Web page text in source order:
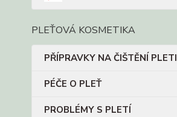
PLEŤOVÁ KOSMETIKA
PŘÍPRAVKY NA ČIŠTĚNÍ PLETI
PÉČE O PLEŤ
PROBLÉMY S PLETÍ